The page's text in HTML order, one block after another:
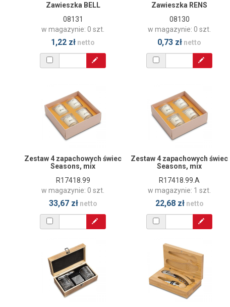
Zawieszka BELL
08131
w magazynie: 0 szt.
1,22 zł netto
Zawieszka RENS
08130
w magazynie: 0 szt.
0,73 zł netto
Zestaw 4 zapachowych świec
Seasons, mix
R17418.99
w magazynie: 0 szt.
33,67 złnetto
Zestaw 4 zapachowych świec
Seasons, mix
R17418.99.A
w magazynie: 1 szt.
22,68 złnetto